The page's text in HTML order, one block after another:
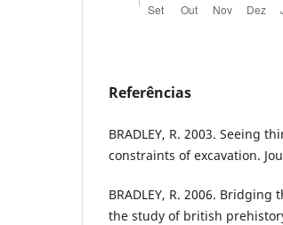
Referências
BRADLEY, R. 2003. Seeing
constraints of excavation.
BRADLEY, R. 2006.
the study of british